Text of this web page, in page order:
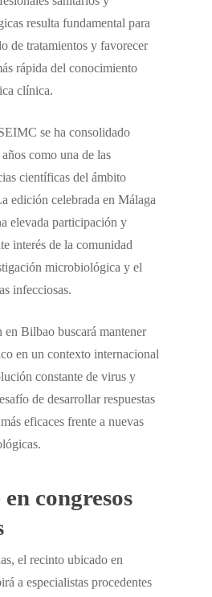
resulta fundamental para
de tratamientos y favorecer
rápida del conocimiento
clínica.
se ha consolidado
como una de las
científicas del ámbito
edición celebrada en Málaga
elevada participación y
interés de la comunidad
microbiológica y el
infecciosas.
Bilbao buscará mantener
en un contexto internacional
constante de virus y
de desarrollar respuestas
eficaces frente a nuevas
congresos
el recinto ubicado en
a especialistas procedentes